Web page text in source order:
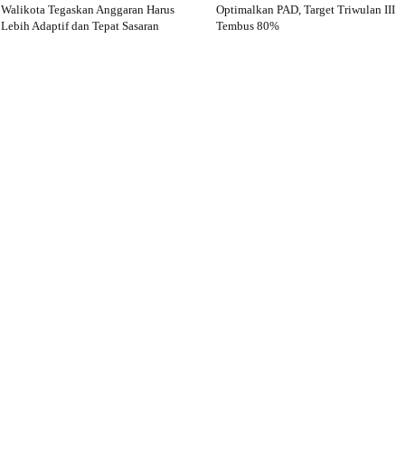
Walikota Tegaskan Anggaran Harus
Lebih Adaptif dan Tepat Sasaran
Optimalkan PAD, Target Triwulan III
Tembus 80%